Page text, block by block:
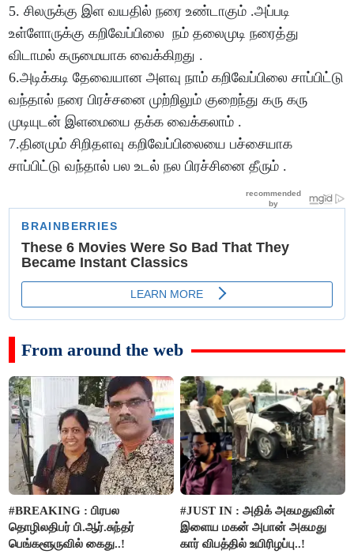
5. சிலருக்கு இள வயதில் நரை உண்டாகும் .அப்படி
உள்ளோருக்கு கறிவேப்பிலை நம் தலைமுடி நரைத்து
விடாமல் கருமையாக வைக்கிறது .
6.அடிக்கடி தேவையான அளவு நாம் கறிவேப்பிலை சாப்பிட்டு
வந்தால் நரை பிரச்சனை முற்றிலும் குறைந்து கரு கரு
முடியுடன் இளமையை தக்க வைக்கலாம் .
7.தினமும் சிறிதளவு கறிவேப்பிலையை பச்சையாக
சாப்பிட்டு வந்தால் பல உடல் நல பிரச்சினை தீரும் .
From around the web
#BREAKING : பிரபல
தொழிலதிபர் பி.ஆர்.சுந்தர்
பெங்களூருவில் கைது..!
#JUST IN : அதிக் அகமதுவின்
இளைய மகன் அபான் அகமது
கார் விபத்தில் உயிரிழப்பு..!